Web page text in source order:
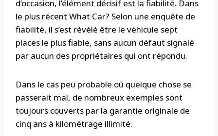
d’occasion, l’élément décisif est la fiabilité. Dans
le plus récent What Car? Selon une enquête de
fiabilité, il s’est révélé être le véhicule sept
places le plus fiable, sans aucun défaut signalé
par aucun des propriétaires qui ont répondu.
Dans le cas peu probable où quelque chose se
passerait mal, de nombreux exemples sont
toujours couverts par la garantie originale de
cinq ans à kilométrage illimité.